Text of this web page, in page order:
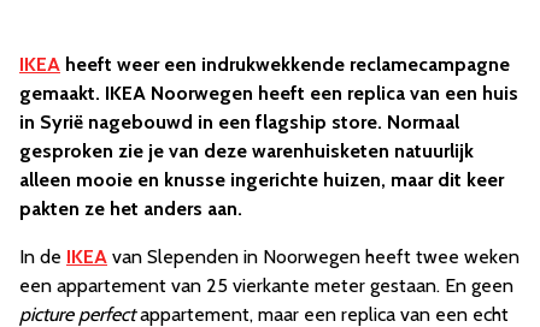
IKEA heeft weer een indrukwekkende reclamecampagne
gemaakt. IKEA Noorwegen heeft een replica van een huis
in Syrië nagebouwd in een flagship store. Normaal
gesproken zie je van deze warenhuisketen natuurlijk
alleen mooie en knusse ingerichte huizen, maar dit keer
pakten ze het anders aan.
In de IKEA van Slependen in Noorwegen heeft twee weken
een appartement van 25 vierkante meter gestaan. En geen
picture perfectappartement, maar een replica van een echt